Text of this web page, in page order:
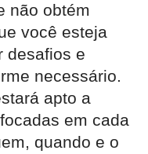
não obtém
você esteja
desafios e
necessário.
apto a
em cada
quando e o